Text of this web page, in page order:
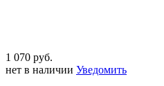
1 070 руб.
нет в наличии Уведомить